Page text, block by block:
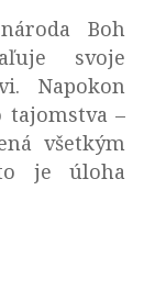
Boh
svoje
Napokon
tajomstva –
všetkým
je úloha